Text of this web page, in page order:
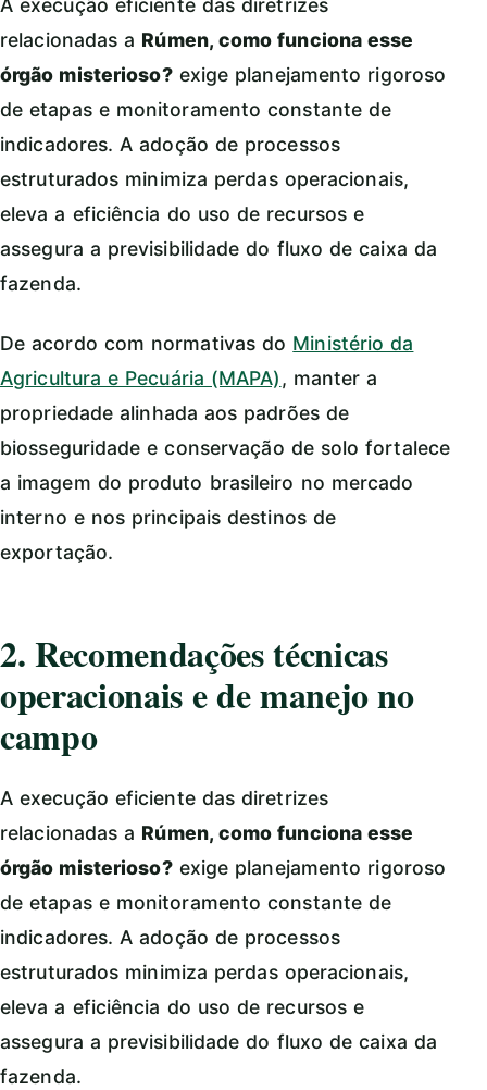
A execução eficiente das diretrizes
relacionadas a Rúmen, como funciona esse
órgão misterioso?exige planejamento rigoroso
de etapas e monitoramento constante de
indicadores. A adoção de processos
estruturados minimiza perdas operacionais,
eleva a eficiência do uso de recursos e
assegura a previsibilidade do fluxo de caixa da
fazenda.
De acordo com normativas do Ministério da
Agricultura e Pecuária (MAPA), manter a
propriedade alinhada aos padrões de
biosseguridade e conservação de solo fortalece
a imagem do produto brasileiro no mercado
interno e nos principais destinos de
exportação.
2. Recomendações técnicas
operacionais e de manejo no
campo
A execução eficiente das diretrizes
relacionadas a Rúmen, como funciona esse
órgão misterioso?exige planejamento rigoroso
de etapas e monitoramento constante de
indicadores. A adoção de processos
estruturados minimiza perdas operacionais,
eleva a eficiência do uso de recursos e
assegura a previsibilidade do fluxo de caixa da
fazenda.